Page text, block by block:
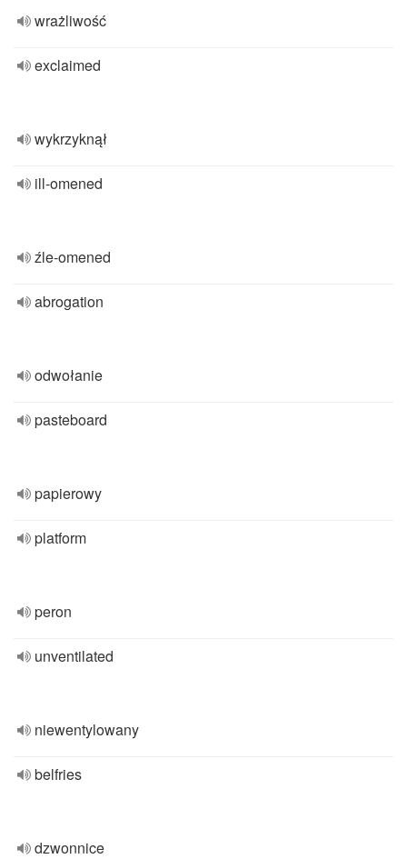
wrażliwość
exclaimed
wykrzyknął
ill-omened
źle-omened
abrogation
odwołanie
pasteboard
papierowy
platform
peron
unventilated
niewentylowany
belfries
dzwonnice